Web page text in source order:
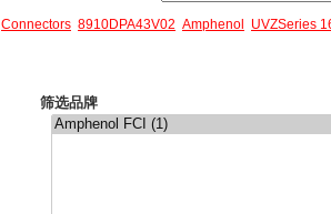
Connectors 8910DPA43V02 Amphenol UVZSeries
筛选品牌